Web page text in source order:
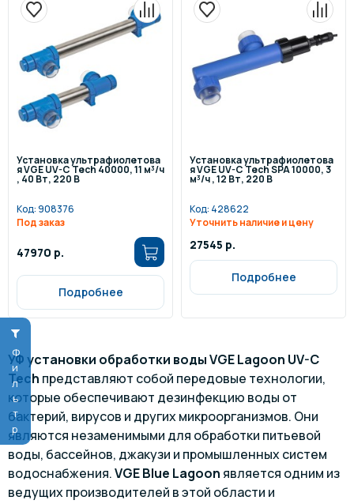
Фильтр
Установка ультрафиолетова
я VGE UV-C Tech 40000, 11 м³/ч
, 40 Вт, 220 В
Код:908376
Под заказ
47970 р.
Подробнее
Установка ультрафиолетова
я VGE UV-C Tech SPA 10000, 3
м³/ч , 12 Вт, 220 В
Код: 428622
Уточнить наличие и цену
27545 р.
Подробнее
УФ установки обработки воды VGE Lagoon UV-C
Tech представляют собой передовые технологии,
которые обеспечивают дезинфекцию воды от
бактерий, вирусов и других микроорганизмов. Они
являются незаменимыми для обработки питьевой
воды, бассейнов, джакузи и промышленных систем
водоснабжения.VGE Blue Lagoon является одним из
ведущих производителей в этой области и